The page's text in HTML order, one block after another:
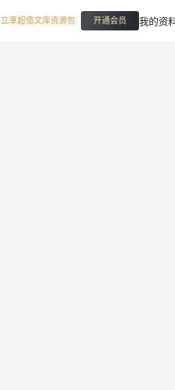
立享超值文库资源包 开通会员 我的资